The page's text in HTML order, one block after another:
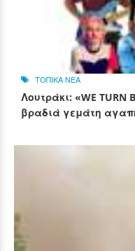
ΤΟΠΙΚΑ ΝΕΑ
Λουτράκι: «WE TURN
βραδιά γεμάτη